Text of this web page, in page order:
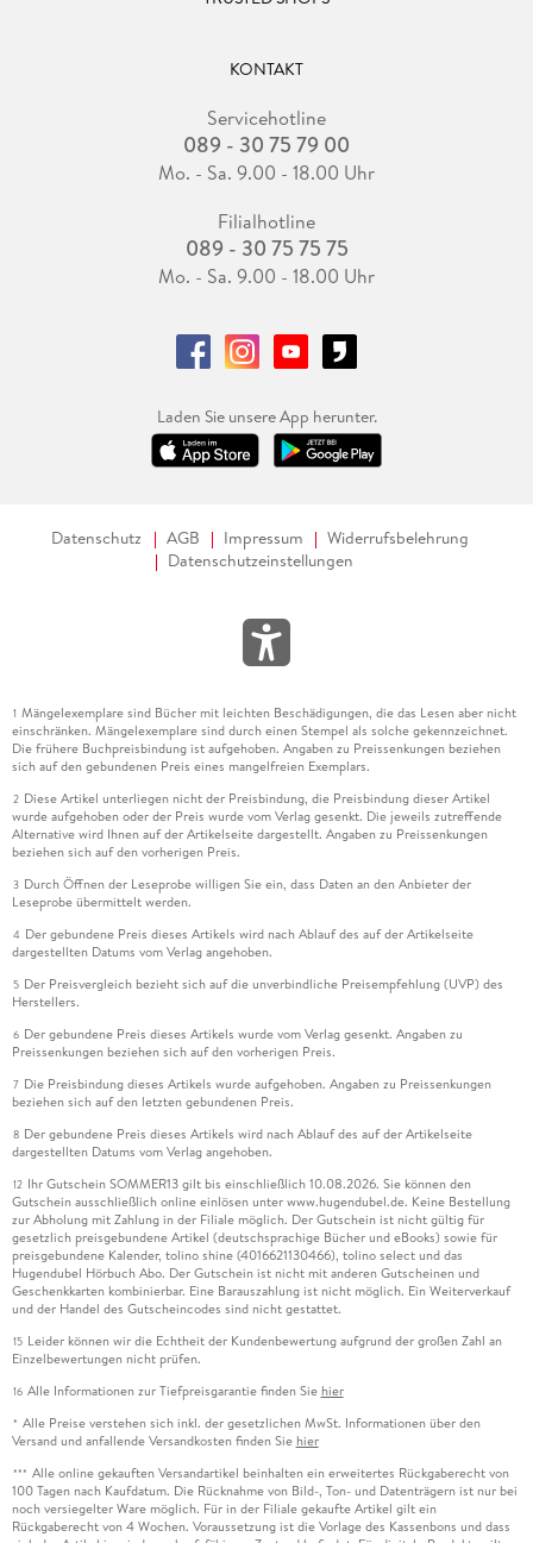
KONTAKT
Servicehotline
089 - 30 75 79 00
Mo. - Sa. 9.00 - 18.00 Uhr
Filialhotline
089 - 30 75 75 75
Mo. - Sa. 9.00 - 18.00 Uhr
Laden Sie unsere App herunter.
Datenschutz AGB Impressum
Widerrufsbelehrung
Datenschutzeinstellungen
1 Mängelexemplare sind Bücher mit leichten Beschädigungen, die das Lesen aber nicht
einschränken. Mängelexemplare sind durch einen Stempel als solche gekennzeichnet.
Die frühere Buchpreisbindung ist aufgehoben. Angaben zu Preissenkungen beziehen
sich auf den gebundenen Preis eines mangelfreien Exemplars.
2 Diese Artikel unterliegen nicht der Preisbindung, die Preisbindung dieser Artikel
wurde aufgehoben oder der Preis wurde vom Verlag gesenkt. Die jeweils zutreffende
Alternative wird Ihnen auf der Artikelseite dargestellt. Angaben zu Preissenkungen
beziehen sich auf den vorherigen Preis.
3 Durch Öffnen der Leseprobe willigen Sie ein, dass Daten an den Anbieter der
Leseprobe übermittelt werden.
4 Der gebundene Preis dieses Artikels wird nach Ablauf des auf der Artikelseite
dargestellten Datums vom Verlag angehoben.
5 Der Preisvergleich bezieht sich auf die unverbindliche Preisempfehlung (UVP) des
Herstellers.
6 Der gebundene Preis dieses Artikels wurde vom Verlag gesenkt. Angaben zu
Preissenkungen beziehen sich auf den vorherigen Preis.
7 Die Preisbindung dieses Artikels wurde aufgehoben. Angaben zu Preissenkungen
beziehen sich auf den letzten gebundenen Preis.
8 Der gebundene Preis dieses Artikels wird nach Ablauf des auf der Artikelseite
dargestellten Datums vom Verlag angehoben.
12 Ihr Gutschein SOMMER13 gilt bis einschließlich 10.08.2026. Sie können den
Gutschein ausschließlich online einlösen unter www.hugendubel.de. Keine Bestellung
zur Abholung mit Zahlung in der Filiale möglich. Der Gutschein ist nicht gültig für
gesetzlich preisgebundene Artikel (deutschsprachige Bücher und eBooks) sowie für
preisgebundene Kalender, tolino shine (4016621130466), tolino select und das
Hugendubel Hörbuch Abo. Der Gutschein ist nicht mit anderen Gutscheinen und
Geschenkkarten kombinierbar. Eine Barauszahlung ist nicht möglich. Ein Weiterverkauf
und der Handel des Gutscheincodes sind nicht gestattet.
15 Leider können wir die Echtheit der Kundenbewertung aufgrund der großen Zahl an
Einzelbewertungen nicht prüfen.
16 Alle Informationen zur Tiefpreisgarantie finden Sie hier
* Alle Preise verstehen sich inkl. der gesetzlichen MwSt. Informationen über den
Versand und anfallende Versandkosten finden Sie hier
*** Alle online gekauften Versandartikel beinhalten ein erweitertes Rückgaberecht von
100 Tagen nach Kaufdatum. Die Rücknahme von Bild-, Ton- und Datenträgern ist nur bei
noch versiegelter Ware möglich. Für in der Filiale gekaufte Artikel gilt ein
Rückgaberecht von 4 Wochen. Voraussetzung ist die Vorlage des Kassenbons und dass